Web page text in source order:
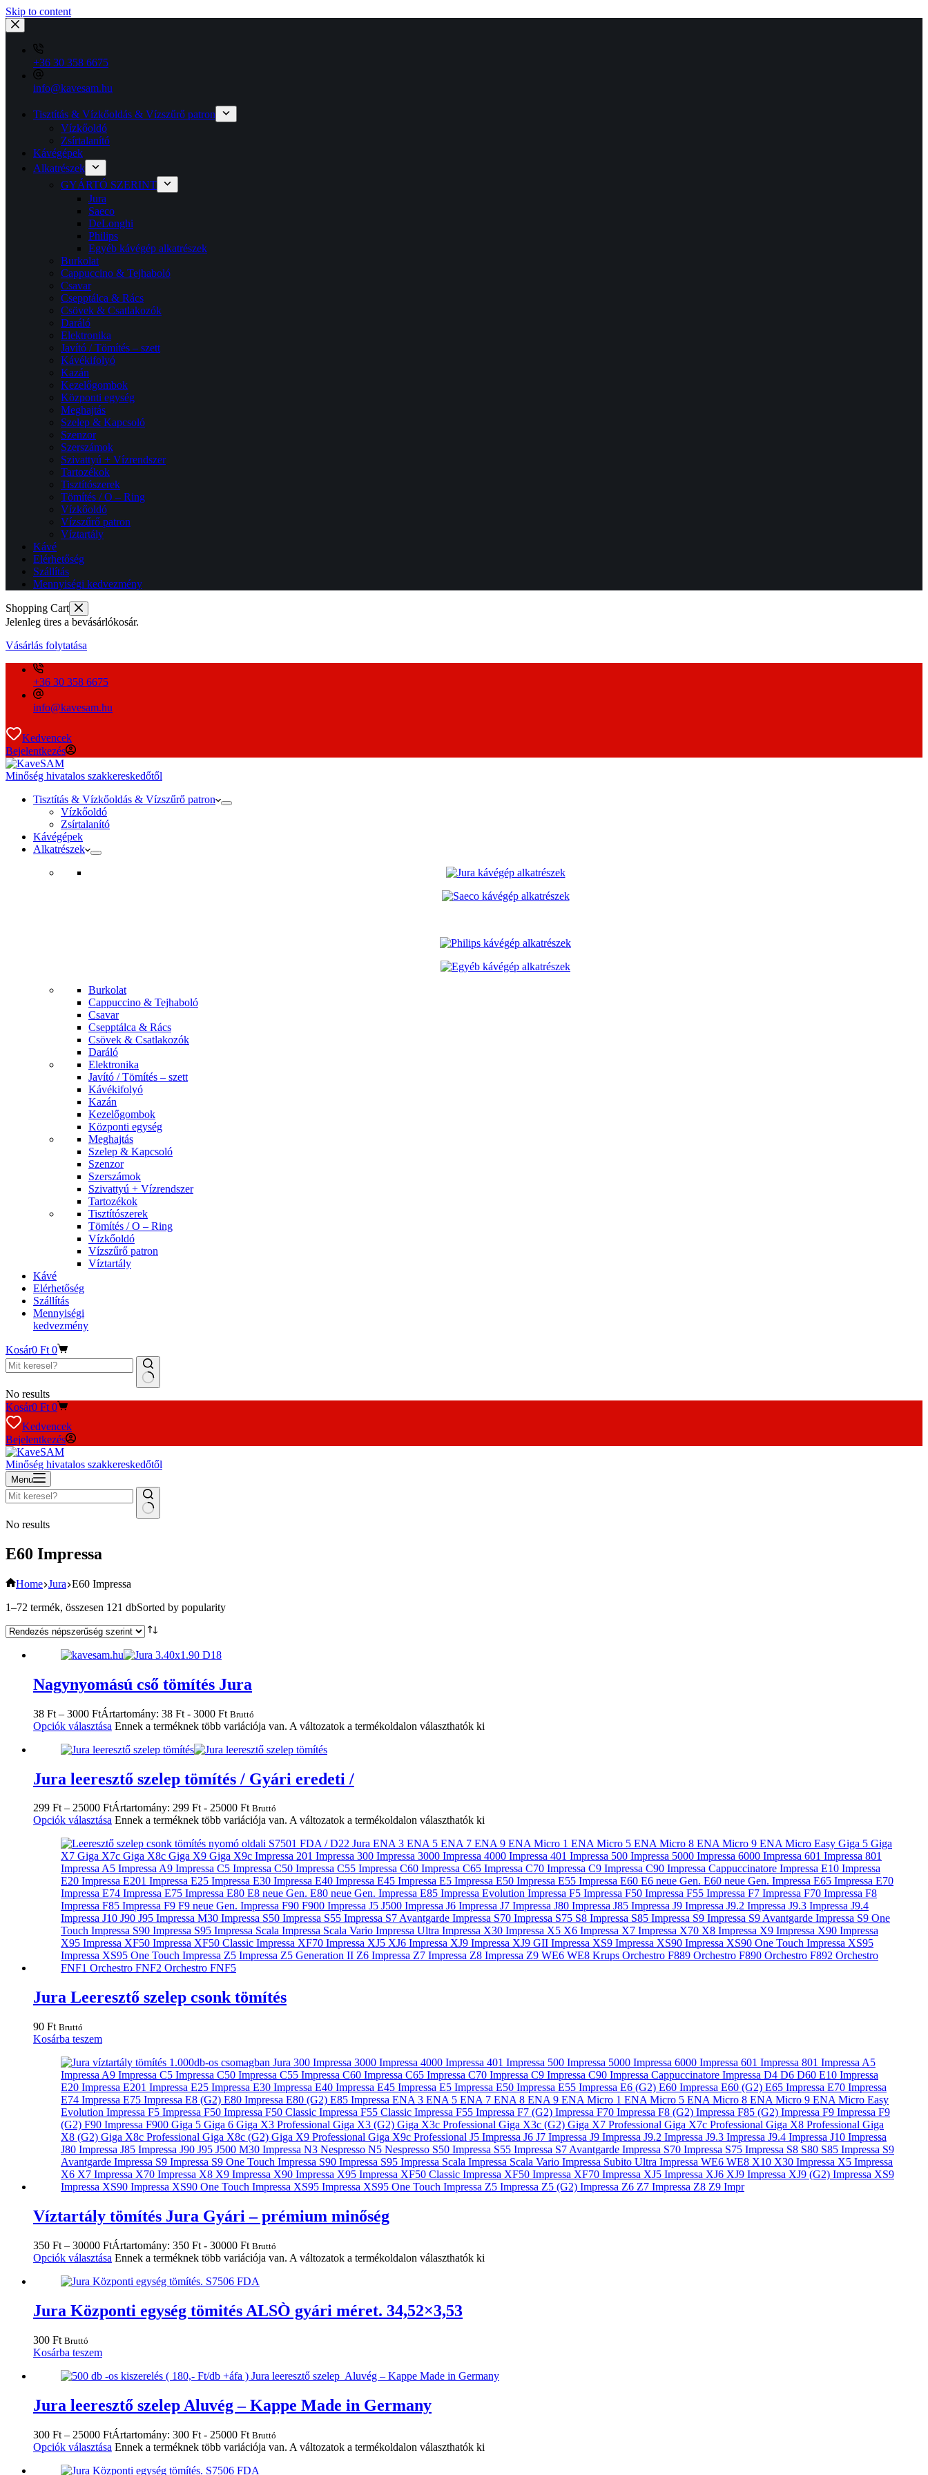
Skip to content
+36 30 358 6675
info@kavesam.hu
Tisztítás & Vízkőoldás & Vízszűrő patron
Vízkőoldó
Zsírtalanító
Kávégépek
Alkatrészek
GYÁRTÓ SZERINT
Jura
Saeco
DeLonghi
Philips
Egyéb kávégép alkatrészek
Burkolat
Cappuccino & Tejhaboló
Csavar
Csepptálca & Rács
Csövek & Csatlakozók
Daráló
Elektronika
Javító / Tömítés – szett
Kávékifolyó
Kazán
Kezelőgombok
Központi egység
Meghajtás
Szelep & Kapcsoló
Szenzor
Szerszámok
Szivattyú + Vízrendszer
Tartozékok
Tisztítószerek
Tömítés / O – Ring
Vízkőoldó
Vízszűrő patron
Víztartály
Kávé
Elérhetőség
Szállítás
Mennyiségi kedvezmény
Shopping Cart
Jelenleg üres a bevásárlókosár.
Vásárlás folytatása
+36 30 358 6675
info@kavesam.hu
Kedvencek
Bejelentkezés
Minőség hivatalos szakkereskedőtől
Tisztítás & Vízkőoldás & Vízszűrő patron
Vízkőoldó
Zsírtalanító
Kávégépek
Alkatrészek
Burkolat
Cappuccino & Tejhaboló
Csavar
Csepptálca & Rács
Csövek & Csatlakozók
Daráló
Elektronika
Javító / Tömítés – szett
Kávékifolyó
Kazán
Kezelőgombok
Központi egység
Meghajtás
Szelep & Kapcsoló
Szenzor
Szerszámok
Szivattyú + Vízrendszer
Tartozékok
Tisztítószerek
Tömítés / O – Ring
Vízkőoldó
Vízszűrő patron
Víztartály
Kávé
Elérhetőség
Szállítás
Mennyiségi
kedvezmény
Kosár0 Ft 0
No results
Kosár0 Ft 0
Kedvencek
Bejelentkezés
Minőség hivatalos szakkereskedőtől
Menu
No results
E60 Impressa
Home Jura E60 Impressa
1–72 termék, összesen 121 dbSorted by popularity
Nagynyomású cső tömítés Jura
38 Ft – 3000 FtÁrtartomány: 38 Ft - 3000 Ft Bruttó
Opciók választása Ennek a terméknek több variációja van. A változatok a termékoldalon választhatók ki
Jura leeresztő szelep tömítés / Gyári eredeti /
299 Ft – 25000 FtÁrtartomány: 299 Ft - 25000 Ft Bruttó
Opciók választása Ennek a terméknek több variációja van. A változatok a termékoldalon választhatók ki
Jura Leeresztő szelep csonk tömítés
90 Ft Bruttó
Kosárba teszem
Víztartály tömítés Jura Gyári – prémium minőség
350 Ft – 30000 FtÁrtartomány: 350 Ft - 30000 Ft Bruttó
Opciók választása Ennek a terméknek több variációja van. A változatok a termékoldalon választhatók ki
Jura Központi egység tömités ALSÒ gyári méret. 34,52×3,53
300 Ft Bruttó
Kosárba teszem
Jura leeresztő szelep Aluvég – Kappe Made in Germany
300 Ft – 25000 FtÁrtartomány: 300 Ft - 25000 Ft Bruttó
Opciók választása Ennek a terméknek több variációja van. A változatok a termékoldalon választhatók ki